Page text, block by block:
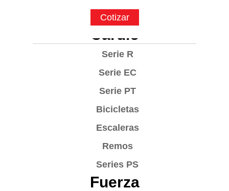
Cardio
Serie R
Serie EC
Serie PT
Bicicletas
Escaleras
Remos
Series PS
Fuerza
Cotizar